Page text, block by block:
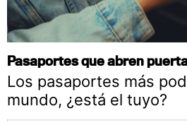
Pasaportes que abren
Los pasaportes más
mundo, ¿está el tuyo?